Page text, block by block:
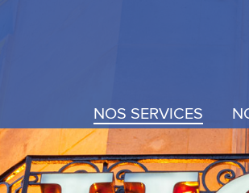
NOS SERVICES